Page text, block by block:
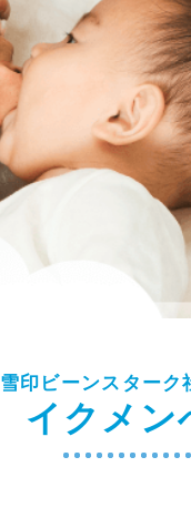
雪印ビーンスターク
イクメン